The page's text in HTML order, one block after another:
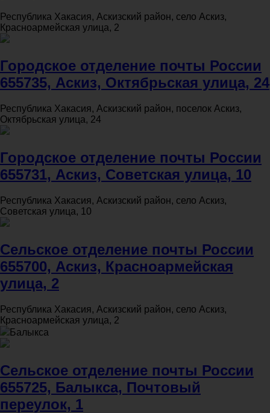
Республика Хакасия, Аскизский район, село Аскиз,
Красноармейская улица, 2
Городское отделение почты России
655735, Аскиз, Октябрьская улица, 24
Республика Хакасия, Аскизский район, поселок Аскиз,
Октябрьская улица, 24
Городское отделение почты России
655731, Аскиз, Советская улица, 10
Республика Хакасия, Аскизский район, село Аскиз,
Советская улица, 10
Сельское отделение почты России
655700, Аскиз, Красноармейская
улица, 2
Республика Хакасия, Аскизский район, село Аскиз,
Красноармейская улица, 2
Балыкса
Сельское отделение почты России
655725, Балыкса, Почтовый
переулок, 1